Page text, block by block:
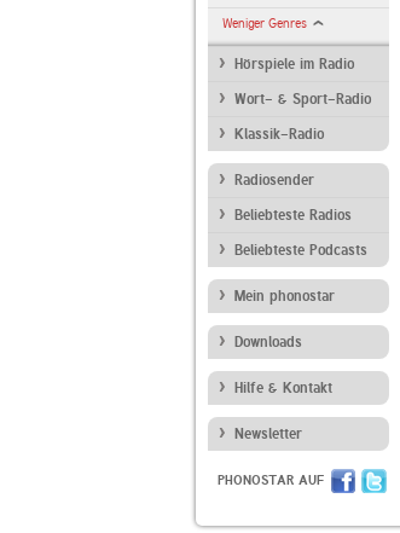
Weniger Genres
Hörspiele im Radio
Wort- & Sport-Radio
Klassik-Radio
Radiosender
Beliebteste Radios
Beliebteste Podcasts
Mein phonostar
Downloads
Hilfe & Kontakt
Newsletter
PHONOSTAR AUF